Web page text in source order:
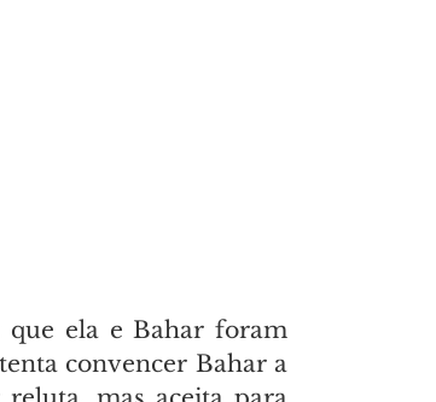
que ela e Bahar foram
convencer Bahar a